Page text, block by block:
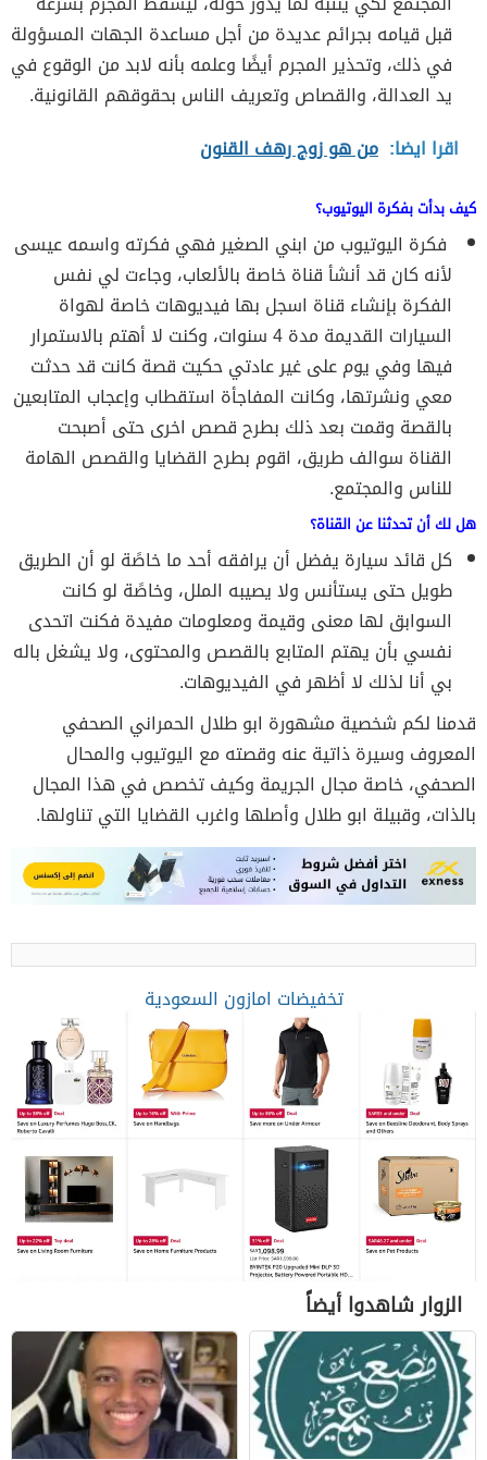
قبل قيامه بجرائم عديدة من أجل مساعدة الجهات المسؤولة
في ذلك، وتحذير المجرم أيضًا وعلمه بأنه لابد من الوقوع في
يد العدالة، والقصاص وتعريف الناس بحقوقهم القانونية.
اقرا ايضا: من هو زوج رهف القنون
كيف بدأت بفكرة اليوتيوب؟
فكرة اليوتيوب من ابني الصغير فهي فكرته واسمه عيسى
لأنه كان قد أنشأ قناة خاصة بالألعاب، وجاءت لي نفس
الفكرة بإنشاء قناة اسجل بها فيديوهات خاصة لهواة
السيارات القديمة مدة 4 سنوات، وكنت لا أهتم بالاستمرار
فيها وفي يوم على غير عادتي حكيت قصة كانت قد حدثت
معي ونشرتها، وكانت المفاجأة استقطاب وإعجاب المتابعين
بالقصة وقمت بعد ذلك بطرح قصص اخرى حتى أصبحت
القناة سوالف طريق، اقوم بطرح القضايا والقصص الهامة
للناس والمجتمع.
هل لك أن تحدثنا عن القناة؟
كل قائد سيارة يفضل أن يرافقه أحد ما خاصًة لو أن الطريق
طويل حتى يستأنس ولا يصيبه الملل، وخاصًة لو كانت
السوابق لها معنى وقيمة ومعلومات مفيدة فكنت اتحدى
نفسي بأن يهتم المتابع بالقصص والمحتوى، ولا يشغل باله
بي أنا لذلك لا أظهر في الفيديوهات.
قدمنا لكم شخصية مشهورة ابو طلال الحمراني الصحفي
المعروف وسيرة ذاتية عنه وقصته مع اليوتيوب والمحال
الصحفي، خاصة مجال الجريمة وكيف تخصص في هذا المجال
بالذات، وقبيلة ابو طلال وأصلها واغرب القضايا التي تناولها.
تخفيضات امازون السعودية
الزوار شاهدوا أيضاً